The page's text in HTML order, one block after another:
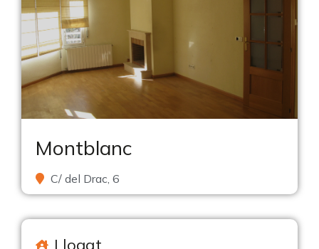
Montblanc
C/ del Drac, 6
Llogat